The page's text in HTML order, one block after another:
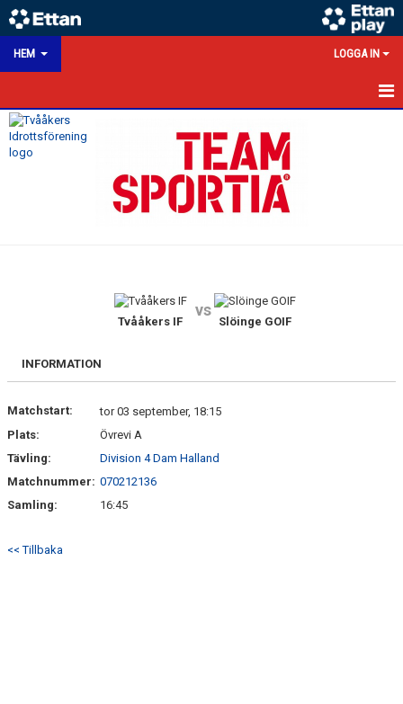
HEM LOGGA IN
HEM
KONTAKT
BILDGALLERI
KLUBBSHOP
Tvååkers IF
vs
Slöinge GOIF
INFORMATION
Matchstart:
tor 03 september, 18:15
Plats:
Övrevi A
Tävling:
Division 4 Dam Halland
Matchnummer: 070212136
Samling:
16:45
<< Tillbaka